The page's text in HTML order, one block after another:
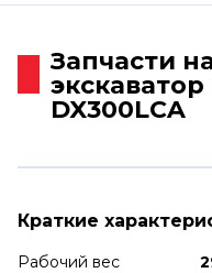
Запчасти
экскаватор
DX300LCA
Краткие
Рабочий вес